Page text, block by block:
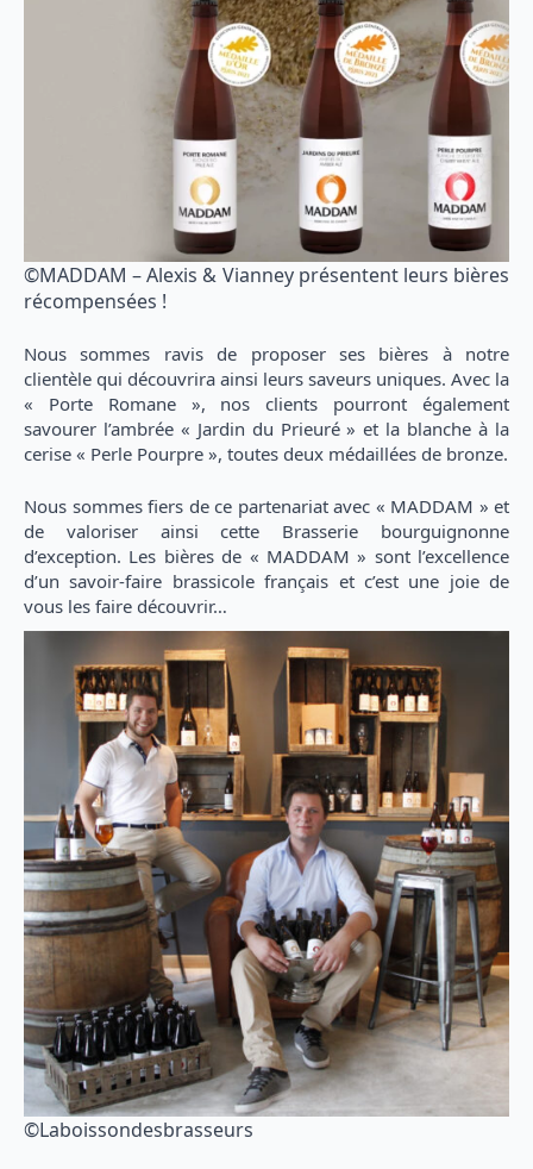
©MADDAM – Alexis & Vianney présentent leurs bières
récompensées !
Nous sommes ravis de proposer ses bières à notre
clientèle qui découvrira ainsi leurs saveurs uniques. Avec la
« Porte Romane », nos clients pourront également
savourer l’ambrée « Jardin du Prieuré » et la blanche à la
cerise « Perle Pourpre », toutes deux médaillées de bronze.
Nous sommes fiers de ce partenariat avec « MADDAM » et
de valoriser ainsi cette Brasserie bourguignonne
d’exception. Les bières de « MADDAM » sont l’excellence
d’un savoir-faire brassicole français et c’est une joie de
vous les faire découvrir…
©Laboissondesbrasseurs